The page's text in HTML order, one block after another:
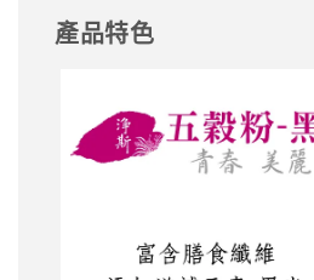
產品特色